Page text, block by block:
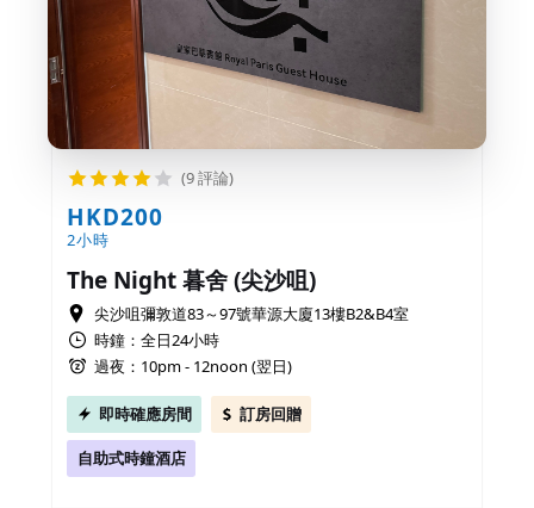
(9 評論)
HKD200
2小時
The Night 暮舍 (尖沙咀)
尖沙咀彌敦道83～97號華源大廈13樓B2&B4室
時鐘：全日24小時
過夜：10pm - 12noon (翌日)
即時確應房間 訂房回贈
自助式時鐘酒店